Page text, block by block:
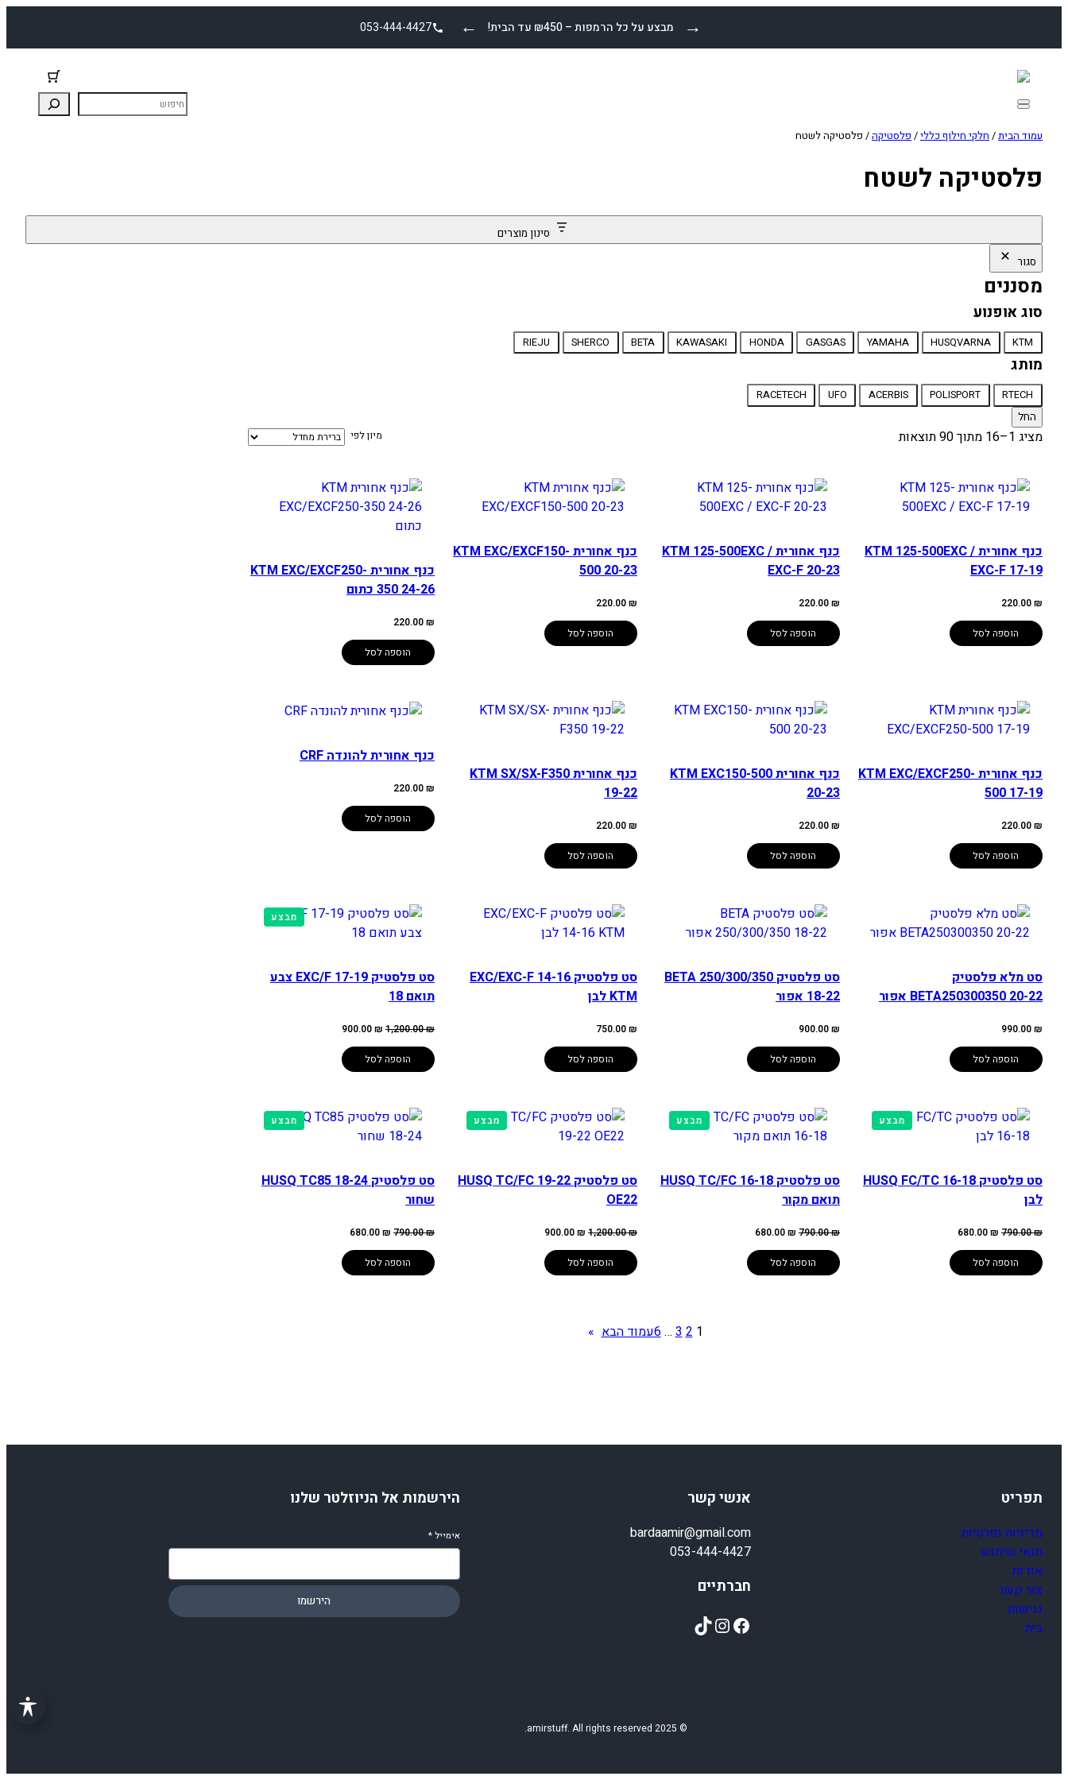
← מבצע על כל הרמפות – ₪450 עד הבית! →
053-444-4427
עמוד הבית/ חלקי חילוף כללי/ פלסטיקה/ פלסטיקה לשטח
פלסטיקה לשטח
סינון מוצרים
סגור
מסננים
סוג אופנוע
סוג
אופנוע
KTM
HUSQVARNA
YAMAHA
GASGAS
HONDA
KAWASAKI
BETA
SHERCO
RIEJU
מותג
מותג
RTECH
POLISPORT
ACERBIS
UFO
RACETECH
החל
מציג 1–16 מתוך 90 תוצאות מיון לפי
כנף אחורית KTM 125-500EXC /
EXC-F 17-19
220.00₪
הוספה לסל
כנף אחורית KTM 125-500EXC /
EXC-F 20-23
220.00₪
הוספה לסל
כנף אחורית KTM EXC/EXCF150-
500 20-23
220.00₪
הוספה לסל
כנף אחורית KTM EXC/EXCF250-
350 24-26 כתום
220.00₪
הוספה לסל
כנף אחורית KTM EXC/EXCF250-
500 17-19
220.00₪
הוספה לסל
כנף אחורית KTM EXC150-500
20-23
220.00₪
הוספה לסל
כנף אחורית KTM SX/SX-F350
19-22
220.00₪
הוספה לסל
כנף אחורית להונדה CRF
220.00₪
הוספה לסל
סט מלא פלסטיק
BETA250300350 20-22 אפור
990.00₪
הוספה לסל
סט פלסטיק BETA 250/300/350
18-22 אפור
900.00₪
הוספה לסל
סט פלסטיק EXC/EXC-F 14-16
KTM לבן
750.00₪
הוספה לסל
מבצעמוצרים
במבצע
סט פלסטיק EXC/F 17-19 צבע
תואם 18
1,200.00₪ המחיר
היה:
1,200.00 ₪.
900.00₪
900.00 ₪. הוספה לסל
מבצעמוצרים
במבצע
סט פלסטיק HUSQ FC/TC 16-18
לבן
790.00₪ המחיר
היה:
790.00 ₪.
680.00₪
הוא:
680.00 ₪. הוספה לסל
מבצעמוצרים
במבצע
סט פלסטיק HUSQ TC/FC 16-18
תואם מקור
790.00₪ המחיר
היה:
790.00 ₪.
680.00₪
הוא:
680.00 ₪. הוספה לסל
מבצעמוצרים
במבצע
סט פלסטיק HUSQ TC/FC 19-22
OE22
1,200.00₪ המחיר
היה:
1,200.00 ₪.
900.00₪
900.00 ₪. הוספה לסל
מבצעמוצרים
במבצע
סט פלסטיק HUSQ TC85 18-24
שחור
790.00₪ המחיר
היה:
790.00 ₪.
680.00₪
הוא:
680.00 ₪. הוספה לסל
1
2
3
…
6עמוד הבא »
תפריט
מדיניות ופרטיות
תנאי שימוש
אודות
צור קשר
נגישות
בית
אנשי קשר
bardaamir@gmail.com
053-444-4427
חברתיים
Facebook
Instagram
TikTok
הירשמות אל הניוזלטר שלנו
אימייל*
הירשמו
© 2025 amirstuff. All rights reserved.